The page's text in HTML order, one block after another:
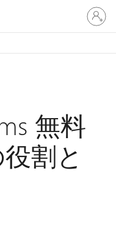
ア
カ
ウ
無料
割と